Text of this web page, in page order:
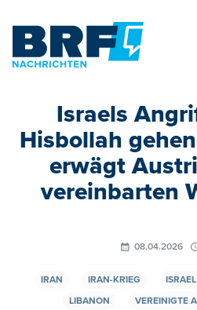
Israels
Hisbollah
erwägt
vereinbarten
08.04.2026
IRAN IRAN-KRIEG ISRAEL
LIBANON
VEREINIGTE